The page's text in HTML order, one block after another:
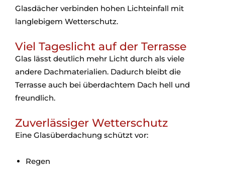
Glasdächer verbinden hohen Lichteinfall mit
langlebigem Wetterschutz.
Viel Tageslicht auf der Terrasse
Glas lässt deutlich mehr Licht durch als viele
andere Dachmaterialien. Dadurch bleibt die
Terrasse auch bei überdachtem Dach hell und
freundlich.
Zuverlässiger Wetterschutz
Eine Glasüberdachung schützt vor:
Regen